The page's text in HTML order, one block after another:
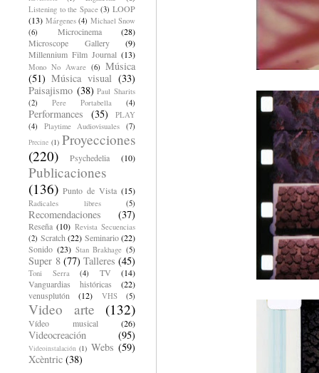
Listening to the Space (3) LOOP
(13) Márgenes (4) Michael Snow
(6)
Microcinema
(28)
Microscope Gallery
(9)
Millennium Film Journal (13)
Mono No Aware (6) Música
(51) Música visual (33)
Paisajismo (38) Paul Sharits
(2)
Pere Portabella (4)
Performances (35)
PLAY
(4)
Playtime Audiovisuales (7)
Precine (1) Proyecciones
(220)
Psychedelia (10)
Publicaciones
(136) Punto de Vista (15)
Radicales libres (5)
Recomendaciones (37)
Reseña (10) Revista Secuencias
(2) Scratch (22) Seminario (22)
Sonido (23) Stan Brakhage (5)
Super 8 (77) Talleres (45)
Toni Serra (4) TV
(14)
Vanguardias históricas
(22)
venusplutón
(12) VHS (5)
Video arte (132)
Vídeo musical (26)
Videocreación (95)
Videoinstalación (1) Webs (59)
Xcèntric (38)